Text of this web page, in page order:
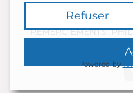
© 2026 JACQUES
REMERCIEMENTS :
Refuser
Powered by